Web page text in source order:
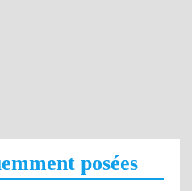
posées